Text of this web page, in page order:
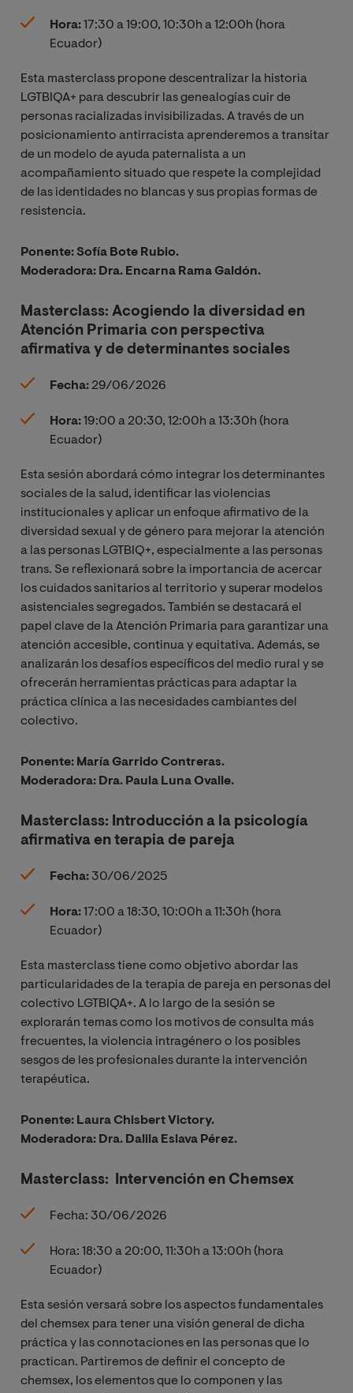
Hora:17:30 a 19:00, 10:30h a 12:00h (hora
Ecuador)
Esta masterclass propone descentralizar la historia
LGTBIQA+ para descubrir las genealogías cuir de
personas racializadas invisibilizadas. A través de un
posicionamiento antirracista aprenderemos a transitar
de un modelo de ayuda paternalista a un
acompañamiento situado que respete la complejidad
de las identidades no blancas y sus propias formas de
resistencia.
Ponente: Sofía Bote Rubio.
Moderadora: Dra. Encarna Rama Galdón.
Masterclass: Acogiendo la diversidad en
Atención Primaria con perspectiva
afirmativa y de determinantes sociales
Fecha:29/06/2026
Hora:19:00 a 20:30, 12:00h a 13:30h (hora
Ecuador)
Esta sesión abordará cómo integrar los determinantes
sociales de la salud, identificar las violencias
institucionales y aplicar un enfoque afirmativo de la
diversidad sexual y de género para mejorar la atención
a las personas LGTBIQ+, especialmente a las personas
trans. Se reflexionará sobre la importancia de acercar
los cuidados sanitarios al territorio y superar modelos
asistenciales segregados. También se destacará el
papel clave de la Atención Primaria para garantizar una
atención accesible, continua y equitativa. Además, se
analizarán los desafíos específicos del medio rural y se
ofrecerán herramientas prácticas para adaptar la
práctica clínica a las necesidades cambiantes del
colectivo.
Ponente: María Garrido Contreras.
Moderadora: Dra. Paula Luna Ovalle.
Masterclass: Introducción a la psicología
afirmativa en terapia de pareja
Fecha:30/06/2025
Hora:17:00 a 18:30, 10:00h a 11:30h (hora
Ecuador)
Esta masterclass tiene como objetivo abordar las
particularidades de la terapia de pareja en personas del
colectivo LGTBIQA+. A lo largo de la sesión se
explorarán temas como los motivos de consulta más
frecuentes, la violencia intragénero o los posibles
sesgos de les profesionales durante la intervención
terapéutica.
Ponente: Laura Chisbert Victory.
Moderadora: Dra. Dalila Eslava Pérez.
Masterclass: Intervención en Chemsex
Fecha: 30/06/2026
Hora: 18:30 a 20:00, 11:30h a 13:00h (hora
Ecuador)
Esta sesión versará sobre los aspectos fundamentales
del chemsex para tener una visión general de dicha
práctica y las connotaciones en las personas que lo
practican. Partiremos de definir el concepto de
chemsex, los elementos que lo componen y las